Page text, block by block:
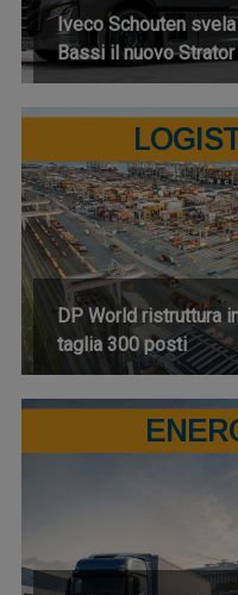
Iveco Schouten
Bassi il nuovo Strator
DP World ristruttura
taglia 300 posti